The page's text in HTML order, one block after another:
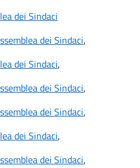
dei Sindaci
dei Sindaci,
dei Sindaci,
dei Sindaci,
dei Sindaci,
dei Sindaci,
dei Sindaci,